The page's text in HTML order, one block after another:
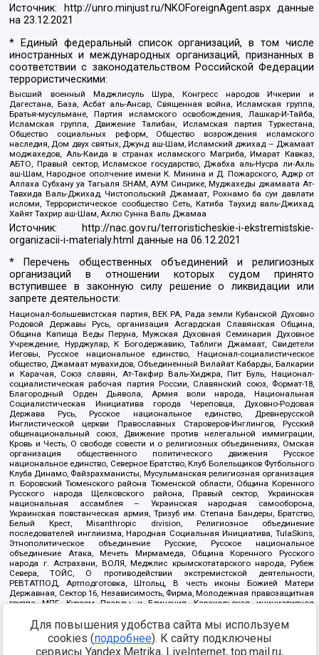
Источник: http://unro.minjust.ru/NKOForeignAgent.aspxданные
на23.12.2021
* Единый федеральный список организаций, в том числе
иностранных и международных организаций, признанных в
соответствии с законодательством Российской Федерации
террористическими:
Высший военный Маджлисуль Шура, Конгресс народов Ичкерии и
Дагестана, База, Асбат аль-Ансар, Священная война, Исламская группа,
Братья-мусульмане, Партия исламского освобождения, Лашкар-И-Тайба,
Исламская группа, Движение Талибан, Исламская партия Туркестана,
Общество социальных реформ, Общество возрождения исламского
наследия, Дом двух святых, Джунд аш-Шам, Исламский джихад – Джамаат
моджахедов, Аль-Каида в странах исламского Магриба, Имарат Кавказ,
АБТО, Правый сектор, Исламское государство, Джабха аль-Нусра ли-Ахль
аш-Шам, Народное ополчение имени К. Минина и Д. Пожарского, Аджр от
Аллаха Субхану уа Тагьаля SHAM, АУМ Синрике, Муджахеды джамаата Ат-
Тавхида Валь-Джихад, Чистопольский Джамаат, Рохнамо ба суи давлати
исломи, Террористическое сообщество Сеть, Катиба Таухид валь-Джихад,
Хайят Тахрир аш-Шам, Ахлю Сунна Валь Джамаа
Источник:
http://nac.gov.ru/terroristicheskie-i-ekstremistskie-
organizacii-i-materialy.html данные на06.12.2021
* Перечень общественных объединений и религиозных
организаций в отношении которых судом принято
вступившее в законную силу решение о ликвидации или
запрете деятельности:
Национал-большевистская партия, ВЕК РА, Рада земли Кубанской Духовно
Родовой Державы Русь, организация Асгардская Славянская Община,
Община Капища Веды Перуна, Мужская Духовная Семинария Духовное
Учреждение, Нурджулар, К Богодержавию, Таблиги Джамаат, Свидетели
Иеговы, Русское национальное единство, Национал-социалистическое
общество, Джамаат мувахидов, Объединенный Вилайат Кабарды, Балкарии
и Карачая, Союз славян, Ат-Такфир Валь-Хиджра, Пит Буль, Национал-
социалистическая рабочая партия России, Славянский союз, Формат-18,
Благородный Орден Дьявола, Армия воли народа, Национальная
Социалистическая Инициатива города Череповца, Духовно-Родовая
Держава Русь, Русское национальное единство, Древнерусской
Инглистической церкви Православных Староверов-Инглингов, Русский
общенациональный союз, Движение против нелегальной иммиграции,
Кровь и Честь, О свободе совести и о религиозных объединениях, Омская
организация общественного политического движения Русское
национальное единство, Северное Братство, Клуб Болельщиков Футбольного
Клуба Динамо, Файзрахманисты, Мусульманская религиозная организация
п. Боровский Тюменского района Тюменской области, Община Коренного
Русского народа Щелковского района, Правый сектор, Украинская
национальная ассамблея – Украинская народная самооборона,
Украинская повстанческая армия, Тризуб им. Степана Бандеры, Братство,
Белый Крест, Misanthropic division, Религиозное объединение
последователей инглиизма, Народная Социальная Инициатива, TulaSkins,
Этнополитическое объединение Русские, Русское национальное
объединение Атака, Мечеть Мирмамеда, Община Коренного Русского
народа г. Астрахани, ВОЛЯ, Меджлис крымскотатарского народа, Рубеж
Севера, ТОЙС, О противодействии экстремистской деятельности,
РЕВТАТПОД, Артподготовка, Штольц, В честь иконы Божией Матери
Державная, Сектор 16, Независимость, Фирма, Молодежная правозащитная
группа МПГ, Курсом Правды и Единения, Каракольская инициативная
Благотворительный пансионат Ак Умут, Русская республика Русь,
Арестантское уголовное единство, Башкорт, Нация и свобода, W.H.С., Фалунь
Дафа, Иртыш Ultras, Русский Патриотический клуб-Новокузнецк/РПК,
Сибирский державный союз, Фонд борьбы с коррупцией, Фонд защиты прав
Для повышения удобства сайта мы используем
cookies (подробнее). К сайту подключены
сервисы Yandex.Metrika, LiveInternet, top.mail.ru,